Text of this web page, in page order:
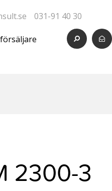
031-91 40 30
2300-3